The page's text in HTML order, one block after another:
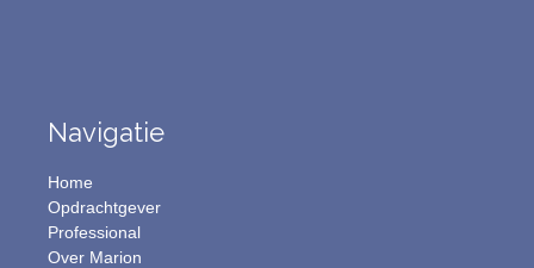
Navigatie
Home
Opdrachtgever
Professional
Over Marion